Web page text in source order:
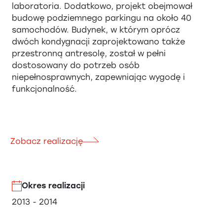
laboratoria. Dodatkowo, projekt obejmował
budowę podziemnego parkingu na około 40
samochodów. Budynek, w którym oprócz
dwóch kondygnacji zaprojektowano także
przestronną antresolę, został w pełni
dostosowany do potrzeb osób
niepełnosprawnych, zapewniając wygodę i
funkcjonalność.
Zobacz realizację
Okres realizacji
2013 - 2014